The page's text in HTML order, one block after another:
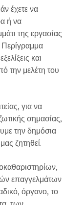
έχετε να
ή να
της εργασίας
και
την μελέτη του
για να
σημασίας,
την δημόσια
ζητηθεί.
επαγγελμάτων
όργανο, το